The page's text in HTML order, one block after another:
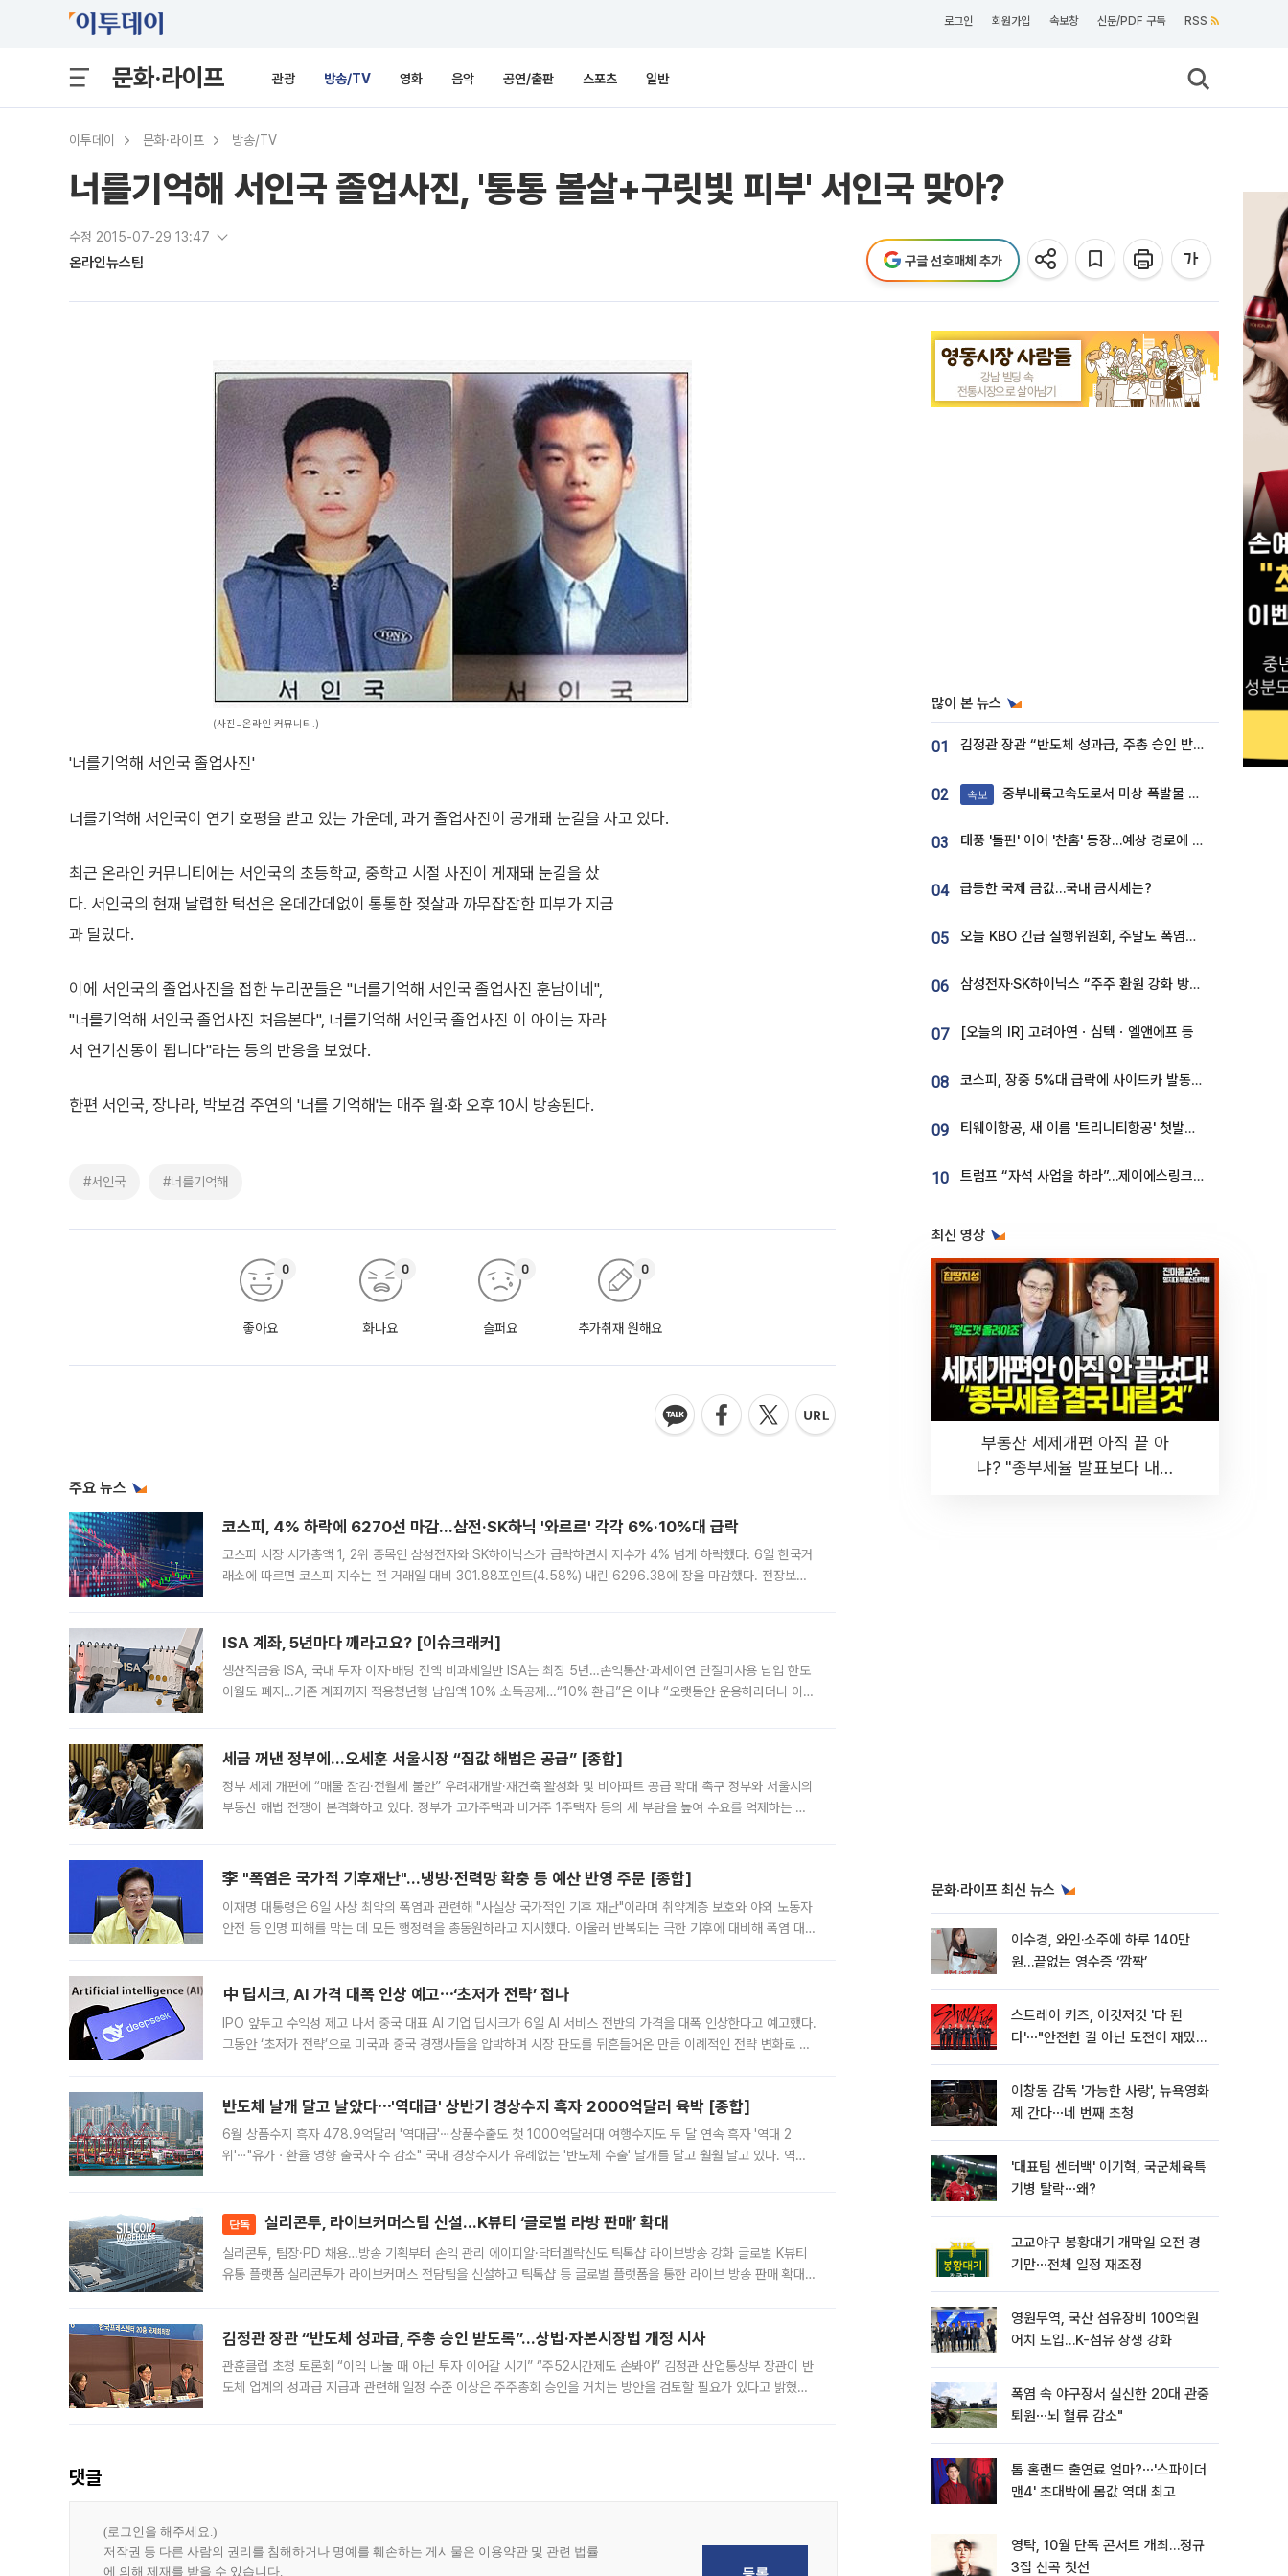
로그인 회원가입 속보창 신문/PDF 구독 RSS
문화·라이프 관광 방송/TV 영화 음악 공연/출판 스포츠 일반
이투데이 문화·라이프 방송/TV
너를기억해 서인국 졸업사진, '통통 볼살+구릿빛 피부' 서인국 맞아?
수정 2015-07-29 13:47
온라인뉴스팀 구글 선호매체 추가
(사진=온라인 커뮤니티.)
'너를기억해 서인국 졸업사진'
너를기억해 서인국이 연기 호평을 받고 있는 가운데, 과거 졸업사진이 공개돼 눈길을 사고 있다.
최근 온라인 커뮤니티에는 서인국의 초등학교, 중학교 시절 사진이 게재돼 눈길을 샀
다. 서인국의 현재 날렵한 턱선은 온데간데없이 통통한 젖살과 까무잡잡한 피부가 지금
과 달랐다.
이에 서인국의 졸업사진을 접한 누리꾼들은 "너를기억해 서인국 졸업사진 훈남이네",
"너를기억해 서인국 졸업사진 처음본다", 너를기억해 서인국 졸업사진 이 아이는 자라
서 연기신동이 됩니다"라는 등의 반응을 보였다.
한편 서인국, 장나라, 박보검 주연의 '너를 기억해'는 매주 월·화 오후 10시 방송된다.
#서인국 #너를기억해
좋아요
0
화나요
0
슬퍼요
0
추가취재 원해요
0
주요 뉴스
코스피, 4% 하락에 6270선 마감…삼전·SK하닉 '와르르' 각각 6%·10%대 급락
코스피 시장 시가총액 1, 2위 종목인 삼성전자와 SK하이닉스가 급락하면서 지수가 4% 넘게 하락했다. 6일 한국거
래소에 따르면 코스피 지수는 전 거래일 대비 301.88포인트(4.58%) 내린 6296.38에 장을 마감했다. 전장보다
ISA 계좌, 5년마다 깨라고요? [이슈크래커]
생산적금융 ISA, 국내 투자 이자·배당 전액 비과세일반 ISA는 최장 5년…손익통산·과세이연 단절미사용 납입 한도
이월도 폐지…기존 계좌까지 적용청년형 납입액 10% 소득공제…“10% 환급”은 아냐 “오랫동안 운용하라더니 이제
세금 꺼낸 정부에…오세훈 서울시장 “집값 해법은 공급” [종합]
정부 세제 개편에 “매물 잠김·전월세 불안” 우려재개발·재건축 활성화 및 비아파트 공급 확대 촉구 정부와 서울시의
부동산 해법 전쟁이 본격화하고 있다. 정부가 고가주택과 비거주 1주택자 등의 세 부담을 높여 수요를 억제하는 카
李 "폭염은 국가적 기후재난"…냉방·전력망 확충 등 예산 반영 주문 [종합]
이재명 대통령은 6일 사상 최악의 폭염과 관련해 "사실상 국가적인 기후 재난"이라며 취약계층 보호와 야외 노동자
안전 등 인명 피해를 막는 데 모든 행정력을 총동원하라고 지시했다. 아울러 반복되는 극한 기후에 대비해 폭염 대응
中 딥시크, AI 가격 대폭 인상 예고⋯‘초저가 전략’ 접나
IPO 앞두고 수익성 제고 나서 중국 대표 AI 기업 딥시크가 6일 AI 서비스 전반의 가격을 대폭 인상한다고 예고했다.
그동안 ‘초저가 전략’으로 미국과 중국 경쟁사들을 압박하며 시장 판도를 뒤흔들어온 만큼 이례적인 전략 변화로 평
반도체 날개 달고 날았다⋯'역대급' 상반기 경상수지 흑자 2000억달러 육박 [종합]
6월 상품수지 흑자 478.9억달러 '역대급'⋯상품수출도 첫 1000억달러대 여행수지도 두 달 연속 흑자 '역대 2
위'⋯"유가ㆍ환율 영향 출국자 수 감소" 국내 경상수지가 유례없는 '반도체 수출' 날개를 달고 훨훨 날고 있다. 역대
단독 실리콘투, 라이브커머스팀 신설…K뷰티 ‘글로벌 라방 판매’ 확대
실리콘투, 팀장·PD 채용…방송 기획부터 손익 관리 에이피알·닥터멜락신도 틱톡샵 라이브방송 강화 글로벌 K뷰티
유통 플랫폼 실리콘투가 라이브커머스 전담팀을 신설하고 틱톡샵 등 글로벌 플랫폼을 통한 라이브 방송 판매 확대에
김정관 장관 “반도체 성과급, 주총 승인 받도록”…상법·자본시장법 개정 시사
관훈클럽 초청 토론회 “이익 나눌 때 아닌 투자 이어갈 시기” “주52시간제도 손봐야” 김정관 산업통상부 장관이 반
도체 업계의 성과급 지급과 관련해 일정 수준 이상은 주주총회 승인을 거치는 방안을 검토할 필요가 있다고 밝혔다.
댓글
많이 본 뉴스
01 김정관 장관 “반도체 성과급, 주총 승인 받도록”…상법·자본시장법 개정 시사
02 속보 중부내륙고속도로서 미상 폭발물 발견
03 태풍 '돌핀' 이어 '찬홈' 등장…예상 경로에 한국 '한숨'
04 급등한 국제 금값…국내 금시세는?
05 오늘 KBO 긴급 실행위원회, 주말도 폭염취소 될까
06 삼성전자·SK하이닉스 “주주 환원 강화 방안 마련”
07 [오늘의 IR] 고려아연ㆍ심텍ㆍ엘앤에프 등
08 코스피, 장중 5%대 급락에 사이드카 발동…삼성·SK 동반 폭락
09 티웨이항공, 새 이름 '트리니티항공' 첫발…SSC 전략 본격화
10 트럼프 “자석 사업을 하라”…제이에스링크, 비중국 영구자석 공급망 구축 속도
최신 영상
부동산 세제개편 아직 끝 아
냐? "종부세율 발표보다 내릴
문화·라이프 최신 뉴스
이수경, 와인·소주에 하루 140만
원…끝없는 영수증 ‘깜짝’
스트레이 키즈, 이것저것 '다 된
다'⋯"안전한 길 아닌 도전이 재밌
이창동 감독 '가능한 사랑', 뉴욕영화
제 간다⋯네 번째 초청
'대표팀 센터백' 이기혁, 국군체육특
기병 탈락⋯왜?
고교야구 봉황대기 개막일 오전 경
기만⋯전체 일정 재조정
영원무역, 국산 섬유장비 100억원
어치 도입…K-섬유 상생 강화
폭염 속 야구장서 실신한 20대 관중
퇴원⋯뇌 혈류 감소"
톰 홀랜드 출연료 얼마?⋯'스파이더
맨4' 초대박에 몸값 역대 최고
영탁, 10월 단독 콘서트 개최…정규
3집 신곡 첫선